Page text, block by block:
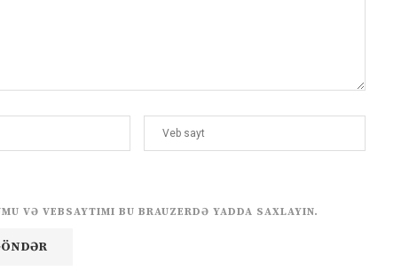
VƏ VEBSAYTIMI BU BRAUZERDƏ YADDA SAXLAYIN.